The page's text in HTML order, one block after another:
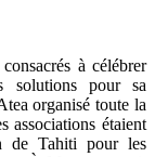
à célébrer
solutions pour sa
organisé toute la
associations étaient
de Tahiti pour les